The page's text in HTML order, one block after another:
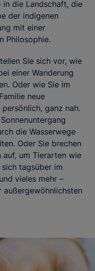
in die Landschaft, die
der indigenen
mit einer
Philosophie.
Sie sich vor, wie
einer Wanderung
Oder wie Sie im
neue
ganz nah.
die Wasserwege
Oder Sie brechen
auf, um Tierarten wie
tagsüber im
vieles mehr –
außergewöhnlichsten